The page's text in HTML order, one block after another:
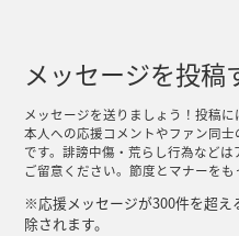
メッセージを投稿
メッセージを送りましょう！投稿に
本人への応援コメントやファン同
です。誹謗中傷・荒らし行為など
ご留意ください。節度とマナーをも
※応援メッセージが300件を超え
除されます。